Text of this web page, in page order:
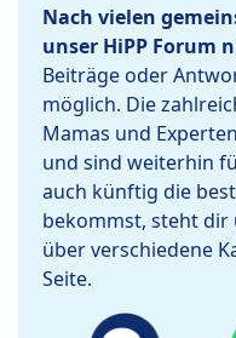
Nach vielen
unser HiPP Forum
Beiträge oder
möglich. Die
Mamas und
und sind weiterhin
auch künftig die
bekommst, steht dir
über verschiedene
Seite.